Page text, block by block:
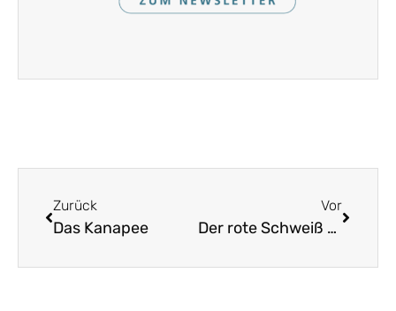
Zurück
Das Kanapee
Vor
Der rote Schweiß von Jesu rann